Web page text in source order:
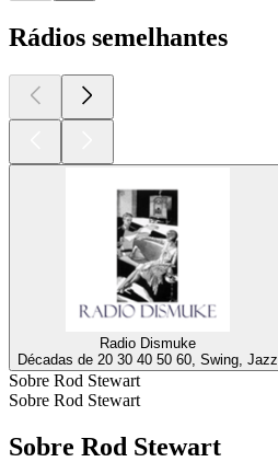
Rádios semelhantes
Radio Dismuke
Décadas de 20 30 40 50 60, Swing, Jazz
Sobre Rod Stewart
Sobre Rod Stewart
Sobre Rod Stewart